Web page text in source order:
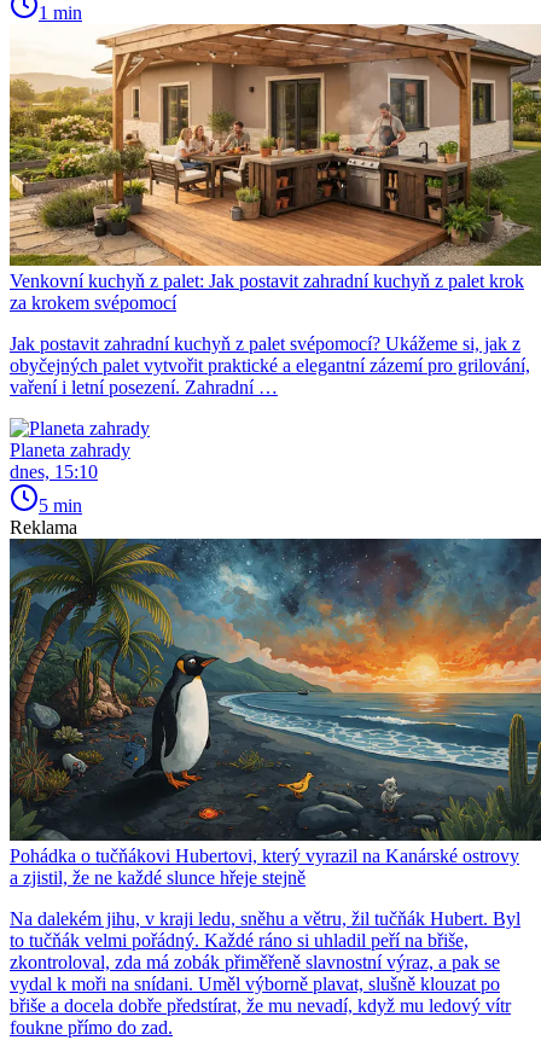
1 min
Venkovní kuchyň z palet: Jak postavit zahradní kuchyň z palet krok
za krokem svépomocí
Jak postavit zahradní kuchyň z palet svépomocí? Ukážeme si, jak z
obyčejných palet vytvořit praktické a elegantní zázemí pro grilování,
vaření i letní posezení. Zahradní …
Planeta zahrady
dnes, 15:10
5 min
Reklama
Pohádka o tučňákovi Hubertovi, který vyrazil na Kanárské ostrovy
a zjistil, že ne každé slunce hřeje stejně
Na dalekém jihu, v kraji ledu, sněhu a větru, žil tučňák Hubert. Byl
to tučňák velmi pořádný. Každé ráno si uhladil peří na břiše,
zkontroloval, zda má zobák přiměřeně slavnostní výraz, a pak se
vydal k moři na snídani. Uměl výborně plavat, slušně klouzat po
břiše a docela dobře předstírat, že mu nevadí, když mu ledový vítr
foukne přímo do zad.